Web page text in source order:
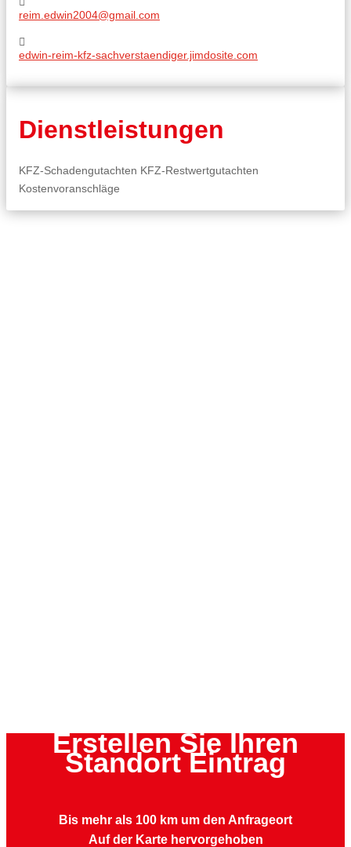
reim.edwin2004@gmail.com
edwin-reim-kfz-sachverstaendiger.jimdosite.com
Dienstleistungen
KFZ-Schadengutachten KFZ-Restwertgutachten
Kostenvoranschläge
Erstellen Sie Ihren
Standort Eintrag
Bis mehr als 100 km um den Anfrageort
Auf der Karte hervorgehoben